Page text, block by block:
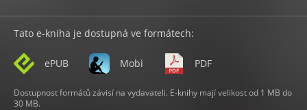
Tato e-kniha je dostupná ve formátech:
ePUB Mobi PDF
Dostupnost formátů závisí na vydavateli. E-knihy mají velikost od 1 MB do
30 MB.